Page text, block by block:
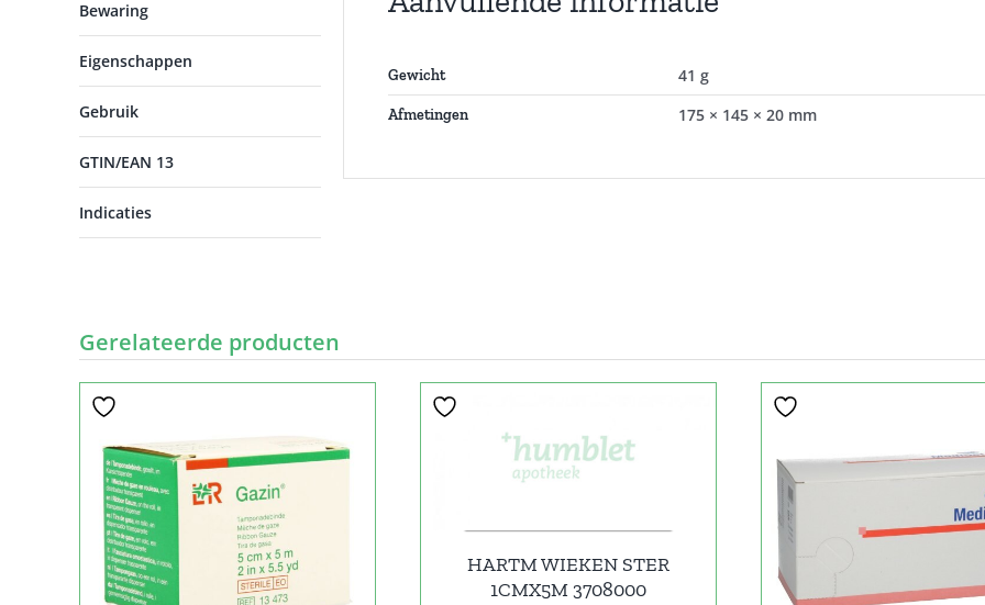
Bewaring
Eigenschappen
Gebruik
GTIN/EAN 13
Indicaties
Gewicht 41 g
Afmetingen 175 × 145 × 20 mm
Gerelateerde producten
HARTM WIEKEN STER
1CMX5M 3708000